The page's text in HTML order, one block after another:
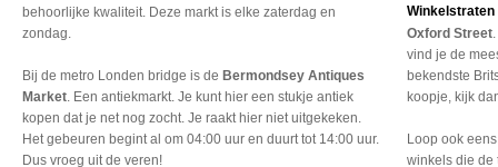
behoorlijke kwaliteit. Deze markt is elke zaterdag en
zondag.
Bij de metro Londen bridge is de Bermondsey Antiques
Market. Een antiekmarkt. Je kunt hier een stukje antiek
kopen dat je net nog zocht. Je raakt hier niet uitgekeken.
Het gebeuren begint al om 04:00 uur en duurt tot 14:00 uur.
Dus vroeg uit de veren!
Winkelstraten
Oxford Street
vind je de
bekendste
koopje, kijk
Loop ook
winkels die de